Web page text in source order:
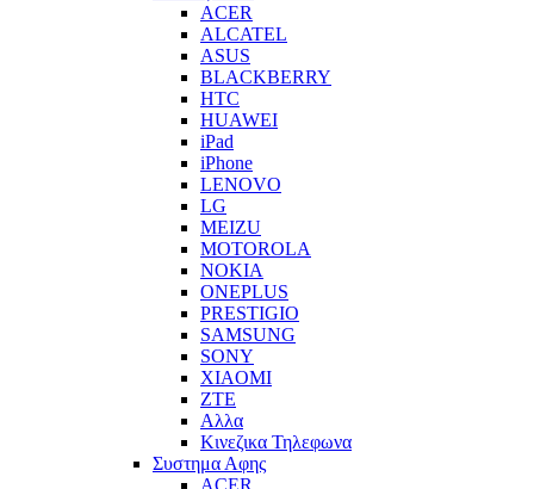
ACER
ALCATEL
ASUS
BLACKBERRY
HTC
HUAWEI
iPad
iPhone
LENOVO
LG
MEIZU
MOTOROLA
NOKIA
ONEPLUS
PRESTIGIO
SAMSUNG
SONY
XIAOMI
ZTE
Αλλα
Κινεζικα Τηλεφωνα
Συστημα Αφης
ACER